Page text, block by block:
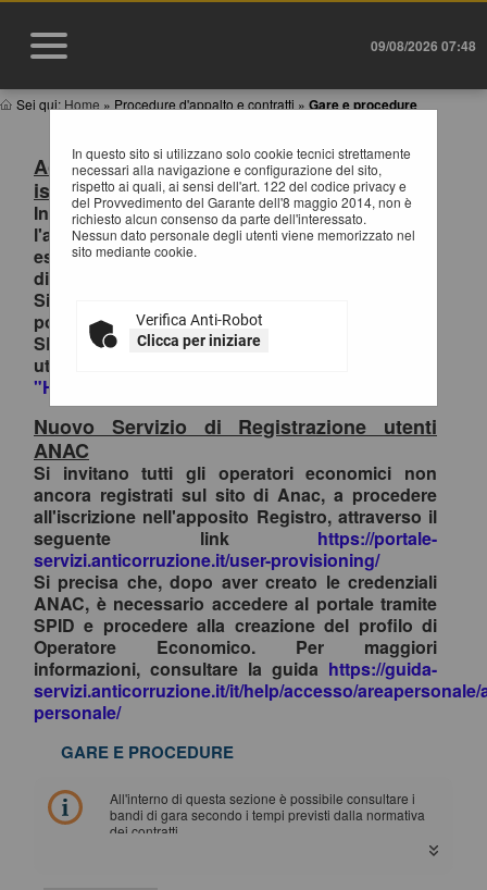
09/08/2026 07:48
Sei qui: Home » Procedure d'appalto e contratti » Gare e procedure
In questo sito si utilizzano solo cookie tecnici strettamente
necessari alla navigazione e configurazione del sito,
rispetto ai quali, ai sensi dell'art. 122 del codice privacy e
del Provvedimento del Garante dell'8 maggio 2014, non è
richiesto alcun consenso da parte dell'interessato.
Nessun dato personale degli utenti viene memorizzato nel
sito mediante cookie.
Verifica Anti-Robot
Clicca per iniziare
Accesso al Portale Gare con SPID/CIE:
istruzioni
In ottemperanza alle normative vigenti AgID,
l'accesso al portale gare è consentito
esclusivamente tramite i sistemi di identità
digitale.
Si invitano pertanto gli OO.EE. registrati al
portale che effettuano il primo accesso con
SPID/CIE, ad inviare la richiesta di collegamento
utenza-SPID esclusivamente tramite la funzione
"HELP DESK OPERATORI ECONOMICI
Nuovo Servizio di Registrazione utenti
ANAC
Si invitano tutti gli operatori economici non
ancora registrati sul sito di Anac, a procedere
all'iscrizione nell'apposito Registro, attraverso il
seguente link https://portale-
servizi.anticorruzione.it/user-provisioning/
Si precisa che, dopo aver creato le credenziali
ANAC, è necessario accedere al portale tramite
SPID e procedere alla creazione del profilo di
Operatore Economico. Per maggiori
informazioni, consultare la guida https://guida-
servizi.anticorruzione.it/it/help/accesso/areapersonale/
personale/
GARE E PROCEDURE
All'interno di questa sezione è possibile consultare i
bandi di gara secondo i tempi previsti dalla normativa
dei contratti.